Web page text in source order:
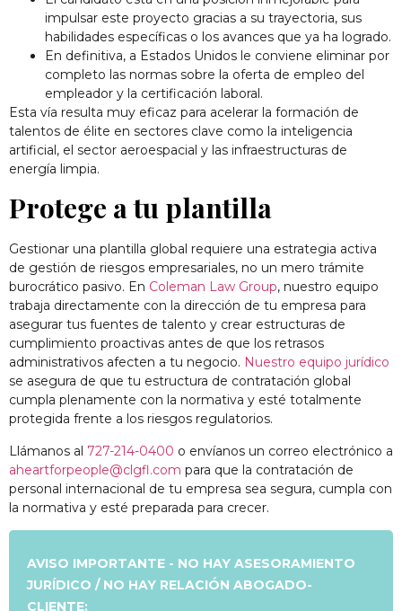
impulsar este proyecto gracias a su trayectoria, sus
habilidades específicas o los avances que ya ha logrado.
En definitiva, a Estados Unidos le conviene eliminar por
completo las normas sobre la oferta de empleo del
empleador y la certificación laboral.
Esta vía resulta muy eficaz para acelerar la formación de
talentos de élite en sectores clave como la inteligencia
artificial, el sector aeroespacial y las infraestructuras de
energía limpia.
Protege a tu plantilla
Gestionar una plantilla global requiere una estrategia activa
de gestión de riesgos empresariales, no un mero trámite
burocrático pasivo. En Coleman Law Group, nuestro equipo
trabaja directamente con la dirección de tu empresa para
asegurar tus fuentes de talento y crear estructuras de
cumplimiento proactivas antes de que los retrasos
administrativos afecten a tu negocio. Nuestro equipo jurídico
se asegura de que tu estructura de contratación global
cumpla plenamente con la normativa y esté totalmente
protegida frente a los riesgos regulatorios.
Llámanos al 727-214-0400 o envíanos un correo electrónico a
aheartforpeople@clgfl.com para que la contratación de
personal internacional de tu empresa sea segura, cumpla con
la normativa y esté preparada para crecer.
AVISO IMPORTANTE - NO HAY ASESORAMIENTO
JURÍDICO / NO HAY RELACIÓN ABOGADO-
CLIENTE: